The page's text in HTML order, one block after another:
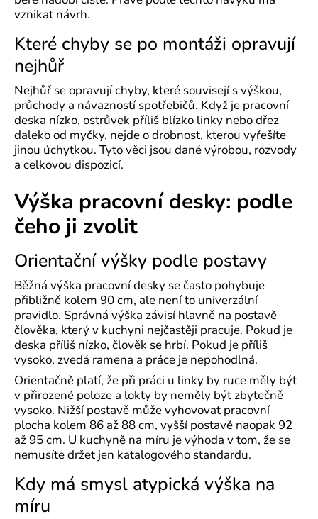
vznikat návrh.
Které chyby se po montáži opravují
nejhůř
Nejhůř se opravují chyby, které souvisejí s výškou,
průchody a návazností spotřebičů. Když je pracovní
deska nízko, ostrůvek příliš blízko linky nebo dřez
daleko od myčky, nejde o drobnost, kterou vyřešíte
jinou úchytkou. Tyto věci jsou dané výrobou, rozvody
a celkovou dispozicí.
Výška pracovní desky: podle
čeho ji zvolit
Orientační výšky podle postavy
Běžná výška pracovní desky se často pohybuje
přibližně kolem 90 cm, ale není to univerzální
pravidlo. Správná výška závisí hlavně na postavě
člověka, který v kuchyni nejčastěji pracuje. Pokud je
deska příliš nízko, člověk se hrbí. Pokud je příliš
vysoko, zvedá ramena a práce je nepohodlná.
Orientačně platí, že při práci u linky by ruce měly být
v přirozené poloze a lokty by neměly být zbytečně
vysoko. Nižší postavě může vyhovovat pracovní
plocha kolem 86 až 88 cm, vyšší postavě naopak 92
až 95 cm. U kuchyně na míru je výhoda v tom, že se
nemusíte držet jen katalogového standardu.
Kdy má smysl atypická výška na
míru